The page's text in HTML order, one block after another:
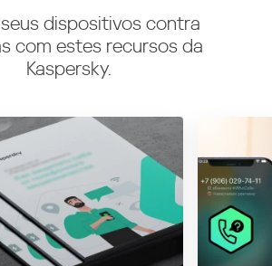
dispositivos contra
com estes recursos da
Kaspersky.